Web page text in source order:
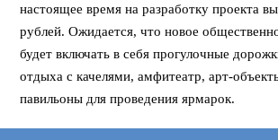
настоящее время на разработку проекта
рублей. Ожидается, что новое
будет включать в себя прогулочные
отдыха с качелями, амфитеатр, арт-
павильоны для проведения ярмарок.